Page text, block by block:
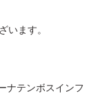
います。
ナテンボスインフ